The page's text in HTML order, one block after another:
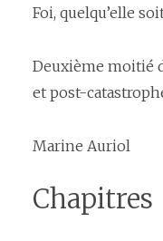
Foi, quelqu’elle
Deuxième moitié
et post-
Marine Auriol
Chapitres